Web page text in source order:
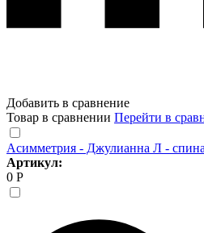
Добавить в сравнение
Товар в сравнении Перейти в
Асимметрия - Джулианна Л -
Артикул:
0 Р